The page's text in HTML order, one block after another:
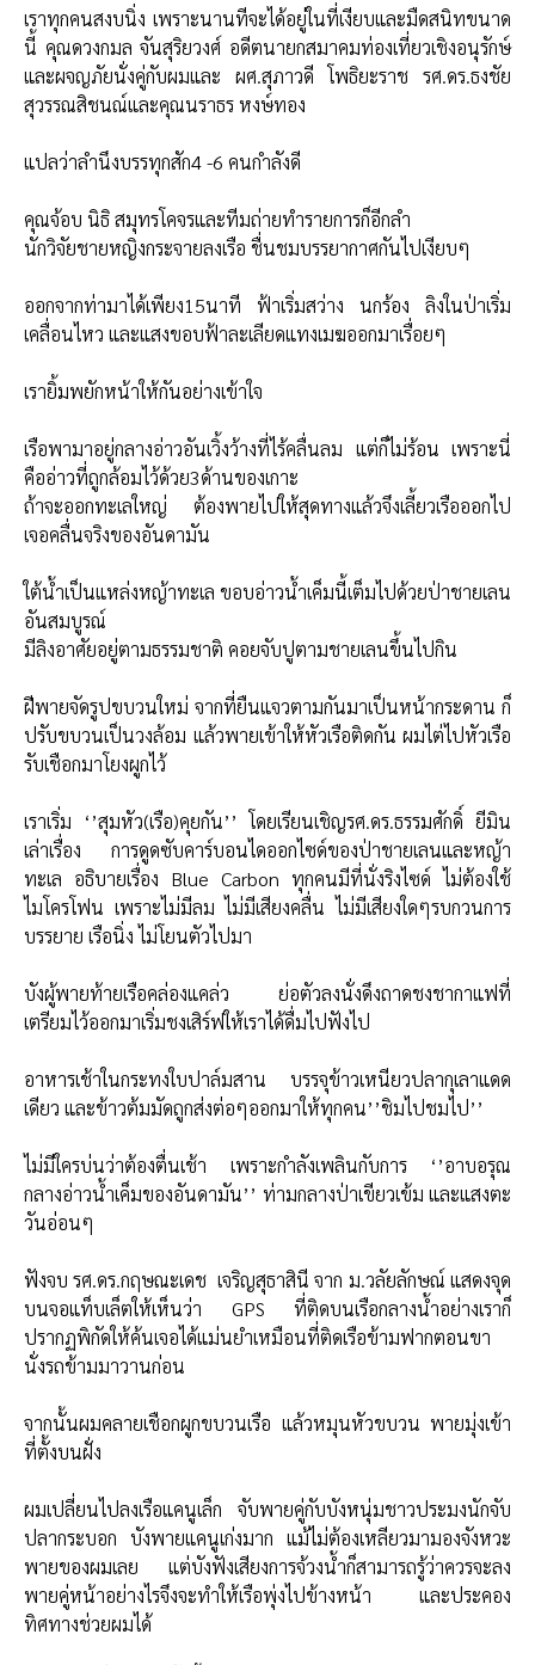
เราทุกคนสงบนิ่ง เพราะนานทีจะได้อยู่ในที่เงียบและมืดสนิทขนาด
นี้ คุณดวงกมล จันสุริยวงศ์ อดีตนายกสมาคมท่องเที่ยวเชิงอนุรักษ์
และผจญภัยนั่งคู่กับผมและ ผศ.สุภาวดี โพธิยะราช รศ.ดร.ธงชัย
สุวรรณสิชนณ์และคุณนราธร หงษ์ทอง
แปลว่าลำนึงบรรทุกสัก4 -6 คนกำลังดี
คุณจ้อบ นิธิ สมุทรโคจรและทีมถ่ายทำรายการก็อีกลำ
นักวิจัยชายหญิงกระจายลงเรือ ชื่นชมบรรยากาศกันไปเงียบๆ
ออกจากท่ามาได้เพียง15นาที ฟ้าเริ่มสว่าง นกร้อง ลิงในป่าเริ่ม
เคลื่อนไหว และแสงขอบฟ้าละเลียดแทงเมฆออกมาเรื่อยๆ
เรายิ้มพยักหน้าให้กันอย่างเข้าใจ
เรือพามาอยู่กลางอ่าวอันเวิ้งว้างที่ไร้คลื่นลม แต่ก็ไม่ร้อน เพราะนี่
คืออ่าวที่ถูกล้อมไว้ด้วย3ด้านของเกาะ
ถ้าจะออกทะเลใหญ่ ต้องพายไปให้สุดทางแล้วจึงเลี้ยวเรือออกไป
เจอคลื่นจริงของอันดามัน
ใต้น้ำเป็นแหล่งหญ้าทะเล ขอบอ่าวน้ำเค็มนี้เต็มไปด้วยป่าชายเลน
อันสมบูรณ์
มีลิงอาศัยอยู่ตามธรรมชาติ คอยจับปูตามชายเลนขึ้นไปกิน
ฝีพายจัดรูปขบวนใหม่ จากที่ยืนแจวตามกันมาเป็นหน้ากระดาน ก็
ปรับขบวนเป็นวงล้อม แล้วพายเข้าให้หัวเรือติดกัน ผมไต่ไปหัวเรือ
รับเชือกมาโยงผูกไว้
เราเริ่ม ‘’สุมหัว(เรือ)คุยกัน’’ โดยเรียนเชิญรศ.ดร.ธรรมศักดิ์ ยีมิน
เล่าเรื่อง การดูดซับคาร์บอนไดออกไซด์ของป่าชายเลนและหญ้า
ทะเล อธิบายเรื่อง Blue Carbon ทุกคนมีที่นั่งริงไซด์ ไม่ต้องใช้
ไมโครโฟน เพราะไม่มีลม ไม่มีเสียงคลื่น ไม่มีเสียงใดๆรบกวนการ
บรรยาย เรือนิ่ง ไม่โยนตัวไปมา
บังผู้พายท้ายเรือคล่องแคล่ว ย่อตัวลงนั่งดึงถาดชงชากาแฟที่
เตรียมไว้ออกมาเริ่มชงเสิร์ฟให้เราได้ดื่มไปฟังไป
อาหารเช้าในกระทงใบปาล์มสาน บรรจุข้าวเหนียวปลากุเลาแดด
เดียว และข้าวต้มมัดถูกส่งต่อๆออกมาให้ทุกคน’’ชิมไปชมไป’’
ไม่มีใครบ่นว่าต้องตื่นเช้า เพราะกำลังเพลินกับการ ‘’อาบอรุณ
กลางอ่าวน้ำเค็มของอันดามัน’’ ท่ามกลางป่าเขียวเข้ม และแสงตะ
วันอ่อนๆ
ฟังจบ รศ.ดร.กฤษณะเดช เจริญสุธาสินี จาก ม.วลัยลักษณ์ แสดงจุด
บนจอแท็บเล็ตให้เห็นว่า GPS ที่ติดบนเรือกลางน้ำอย่างเราก็
ปรากฏพิกัดให้ค้นเจอได้แม่นยำเหมือนที่ติดเรือข้ามฟากตอนขา
นั่งรถข้ามมาวานก่อน
จากนั้นผมคลายเชือกผูกขบวนเรือ แล้วหมุนหัวขบวน พายมุ่งเข้า
ที่ตั้งบนฝั่ง
ผมเปลี่ยนไปลงเรือแคนูเล็ก จับพายคู่กับบังหนุ่มชาวประมงนักจับ
ปลากระบอก บังพายแคนูเก่งมาก แม้ไม่ต้องเหลียวมามองจังหวะ
พายของผมเลย แต่บังฟังเสียงการจ้วงน้ำก็สามารถรู้ว่าควรจะลง
พายคู่หน้าอย่างไรจึงจะทำให้เรือพุ่งไปข้างหน้า และประคอง
ทิศทางช่วยผมได้